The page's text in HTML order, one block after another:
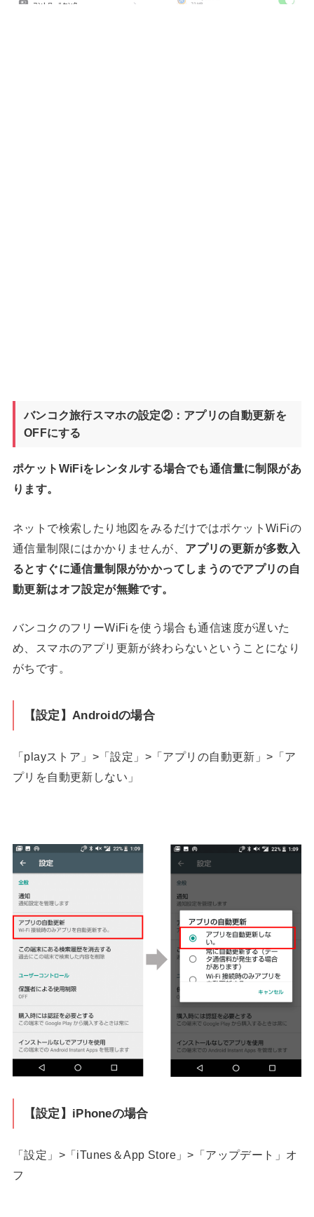
バンコク旅行スマホの設定②：アプリの自動更新を
OFFにする
ポケットWiFiをレンタルする場合でも通信量に制限があ
ります。
ネットで検索したり地図をみるだけではポケットWiFiの
通信量制限にはかかりませんが、 アプリの更新が多数入
るとすぐに通信量制限がかかってしまうのでアプリの自
動更新はオフ設定が無難です。
バンコクのフリーWiFiを使う場合も通信速度が遅いた
め、スマホのアプリ更新が終わらないということになり
がちです。
【設定】Androidの場合
「playストア」>「設定」>「アプリの自動更新」>「ア
プリを自動更新しない」
【設定】iPhoneの場合
「設定」>「iTunes＆App Store」>「アップデート」オ
フ